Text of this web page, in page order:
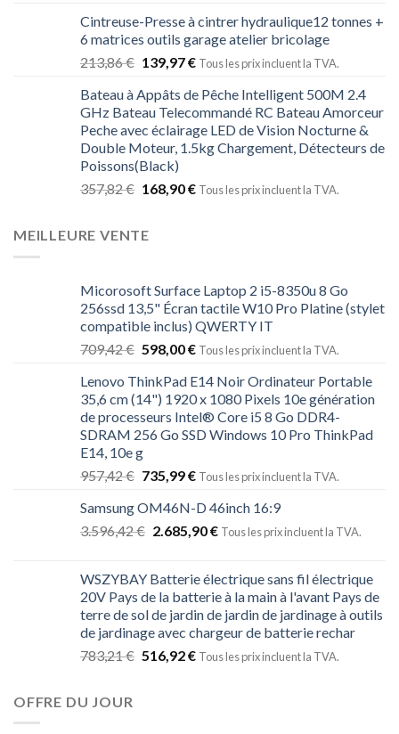
Cintreuse-Presse à cintrer hydraulique12 tonnes +
6 matrices outils garage atelier bricolage
213,86€ 139,97€ Tous les prix incluent la TVA.
Bateau à Appâts de Pêche Intelligent 500M 2.4
GHz Bateau Telecommandé RC Bateau Amorceur
Peche avec éclairage LED de Vision Nocturne &
Double Moteur, 1.5kg Chargement, Détecteurs de
Poissons(Black)
357,82€ 168,90€ Tous les prix incluent la TVA.
MEILLEURE VENTE
Micorosoft Surface Laptop 2 i5-8350u 8 Go
256ssd 13,5" Écran tactile W10 Pro Platine (stylet
compatible inclus) QWERTY IT
709,42€ 598,00€ Tous les prix incluent la TVA.
Lenovo ThinkPad E14 Noir Ordinateur Portable
35,6 cm (14") 1920 x 1080 Pixels 10e génération
de processeurs Intel® Core i5 8 Go DDR4-
SDRAM 256 Go SSD Windows 10 Pro ThinkPad
E14, 10e g
957,42€ 735,99€ Tous les prix incluent la TVA.
Samsung OM46N-D 46inch 16:9
3.596,42€ 2.685,90€ Tous les prix incluent la TVA.
WSZYBAY Batterie électrique sans fil électrique
20V Pays de la batterie à la main à l'avant Pays de
terre de sol de jardin de jardin de jardinage à outils
de jardinage avec chargeur de batterie rechar
783,21€ 516,92€ Tous les prix incluent la TVA.
OFFRE DU JOUR